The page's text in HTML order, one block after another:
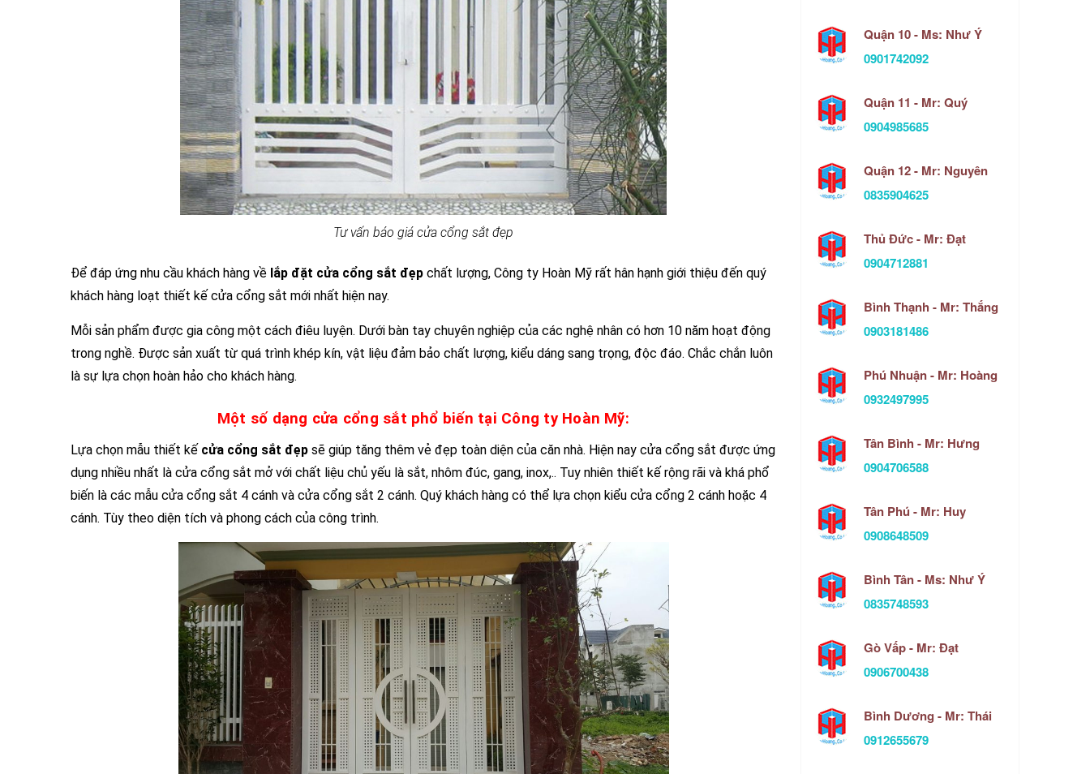
Tư vấn báo giá cửa cổng sắt đẹp
Để đáp ứng nhu cầu khách hàng về lắp đặt cửa cổng sắt đẹp chất lượng, Công ty Hoàn Mỹ rất hân hạnh giới thiệu đến quý
khách hàng loạt thiết kế cửa cổng sắt mới nhất hiện nay.
Mỗi sản phẩm được gia công một cách điêu luyện. Dưới bàn tay chuyên nghiệp của các nghệ nhân có hơn 10 năm hoạt động
trong nghề. Được sản xuất từ quá trình khép kín, vật liệu đảm bảo chất lượng, kiểu dáng sang trọng, độc đáo. Chắc chắn luôn
là sự lựa chọn hoàn hảo cho khách hàng.
Một số dạng cửa cổng sắt phổ biến tại Công ty Hoàn Mỹ:
Lựa chọn mẫu thiết kế cửa cổng sắt đẹp sẽ giúp tăng thêm vẻ đẹp toàn diện của căn nhà. Hiện nay cửa cổng sắt được ứng
dụng nhiều nhất là cửa cổng sắt mở với chất liệu chủ yếu là sắt, nhôm đúc, gang, inox,.. Tuy nhiên thiết kế rộng rãi và khá phổ
biến là các mẫu cửa cổng sắt 4 cánh và cửa cổng sắt 2 cánh. Quý khách hàng có thể lựa chọn kiểu cửa cổng 2 cánh hoặc 4
cánh. Tùy theo diện tích và phong cách của công trình.
Quận 10 - Ms: Như Ý
0901742092
Quận 11 - Mr: Quý
0904985685
Quận 12 - Mr: Nguyên
0835904625
Thủ Đức - Mr: Đạt
0904712881
Bình Thạnh - Mr: Thắng
0903181486
Phú Nhuận - Mr: Hoàng
0932497995
Tân Bình - Mr: Hưng
0904706588
Tân Phú - Mr: Huy
0908648509
Bình Tân - Ms: Như Ý
0835748593
Gò Vấp - Mr: Đạt
0906700438
Bình Dương - Mr: Thái
0912655679